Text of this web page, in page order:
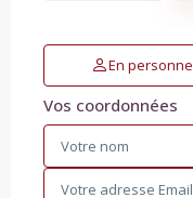
En personne
Vos coordonnées